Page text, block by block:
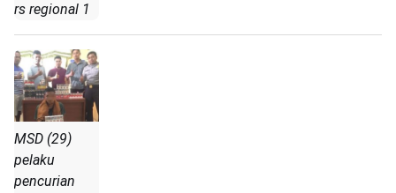
rs regional 1
MSD (29)
pelaku
pencurian